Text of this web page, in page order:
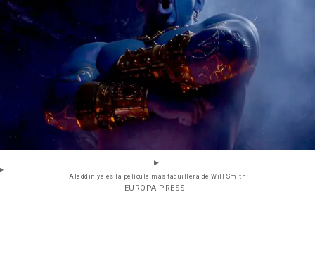
Aladdin ya es la película más taquillera de Will Smith
- EUROPA PRESS